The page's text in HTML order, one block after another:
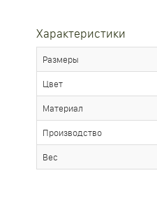
Характеристики
Размеры
Цвет
Материал
Производство
Вес